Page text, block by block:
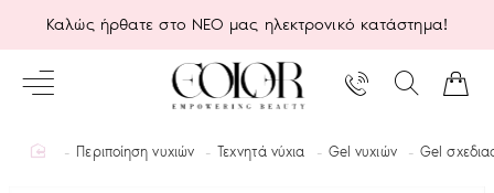
Καλώς ήρθατε στο ΝΕΟ μας ηλεκτρονικό κατάστημα!
homeΠεριποίηση νυχιών Τεχνητά νύχια Gel νυχιών Gel